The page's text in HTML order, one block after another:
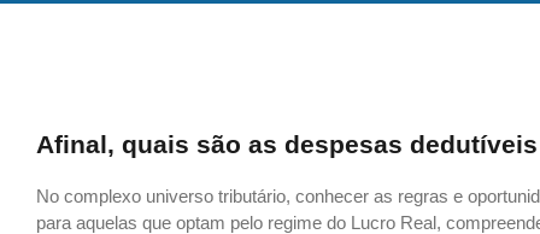
Afinal, quais são as despesas
No complexo universo tributário, conhecer as regras e
para aquelas que optam pelo regime do Lucro Real,